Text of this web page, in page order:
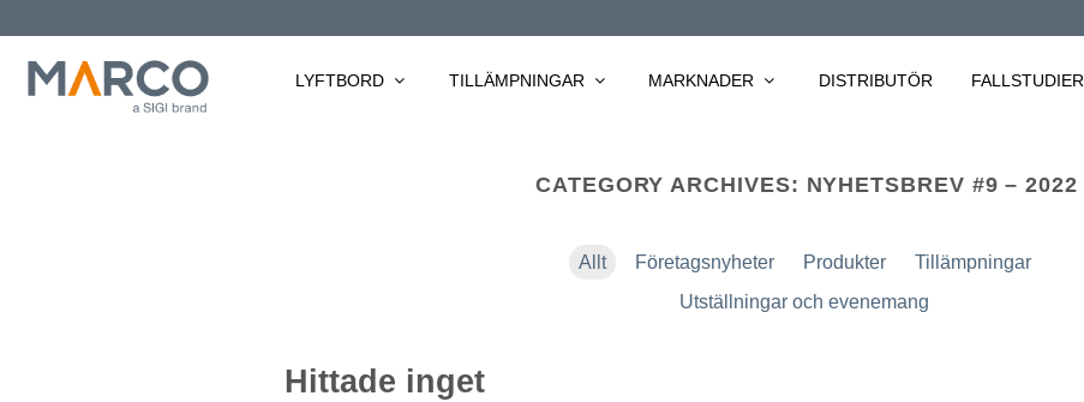
content
LYFTBORD TILLÄMPNINGAR MARKNADER DISTRIBUTÖR FALLSTUDIER
CATEGORY ARCHIVES: NYHETSBREV #9 – 2022
Allt Företagsnyheter Produkter
Tillämpningar
Utställningar och evenemang
Hittade inget